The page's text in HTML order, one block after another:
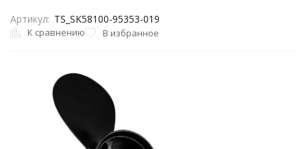
Артикул: TS_SK58100-95353-019
К сравнению В избранное